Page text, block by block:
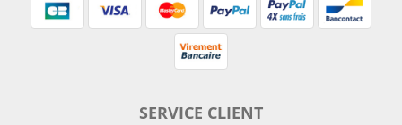
SERVICE CLIENT